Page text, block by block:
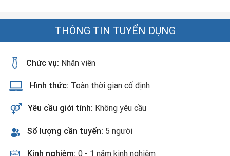
THÔNG TIN TUYỂN DỤNG
Chức vụ: Nhân viên
Hình thức: Toàn thời gian cố định
Yêu cầu giới tính: Không yêu cầu
Số lượng cần tuyển: 5 người
Kinh nghiệm: 0 - 1 năm kinh nghiệm